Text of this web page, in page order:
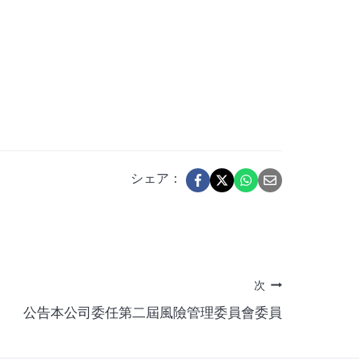
シェア：
次
公告本公司委任第二屆風險管理委員會委員